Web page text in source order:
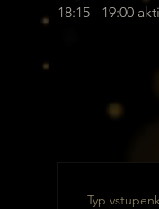
18:15 - 19:00
Typ